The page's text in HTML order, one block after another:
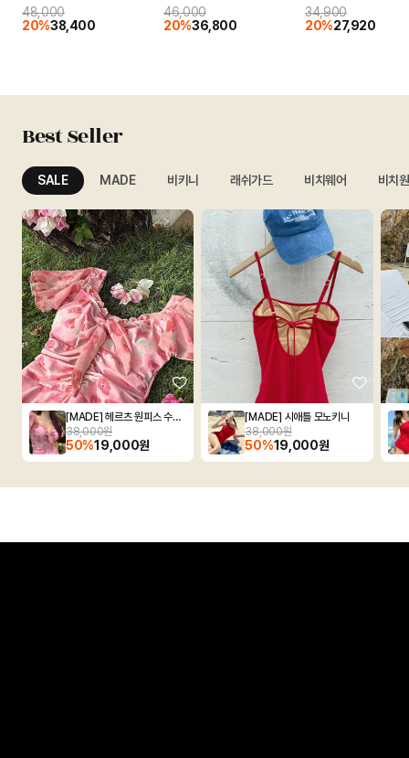
48,000
20%38,400
46,000
20%36,800
34,900
20%27,920
Best Seller
SALE MADE 비키니 래쉬가드 비치웨어 비치
[MADE] 헤르츠 원피스 수영복
38,000원
50%19,000원
[MADE] 시애틀 모노키니
38,000원
50%19,000원